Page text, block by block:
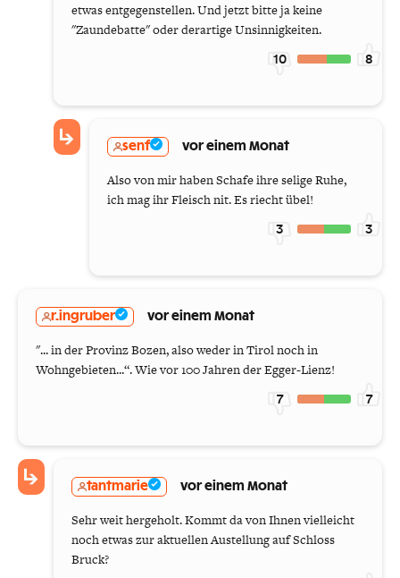
etwas entgegenstellen. Und jetzt bitte ja keine
"Zaundebatte" oder derartige Unsinnigkeiten.
10 8
senf vor einem Monat
Also von mir haben Schafe ihre selige Ruhe,
ich mag ihr Fleisch nit. Es riecht übel!
3 3
r.ingruber vor einem Monat
"... in der Provinz Bozen, also weder in Tirol noch in
Wohngebieten...“. Wie vor 100 Jahren der Egger-Lienz!
7 7
tantmarie vor einem Monat
Sehr weit hergeholt. Kommt da von Ihnen vielleicht
noch etwas zur aktuellen Austellung auf Schloss
Bruck?